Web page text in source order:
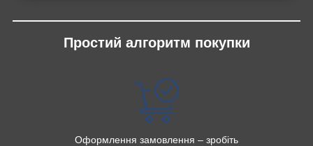
Простий алгоритм покупки
Оформлення замовлення – зробіть